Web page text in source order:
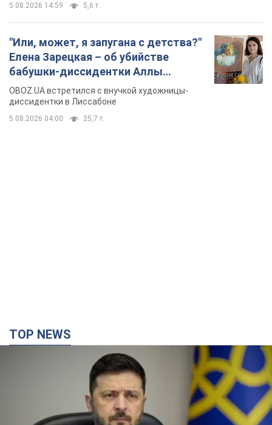
5.08.2026 14:59 5,6 т.
"Или, может, я запугана с детства?"
Елена Зарецкая – об убийстве
бабушки-диссидентки Аллы
Горской, критике сына Стуса и
бегстве в Португалию с пятью
детьми
OBOZ.UA встретился с внучкой художницы-
диссидентки в Лиссабоне
5.08.2026 04:00 25,7 т.
TOP NEWS